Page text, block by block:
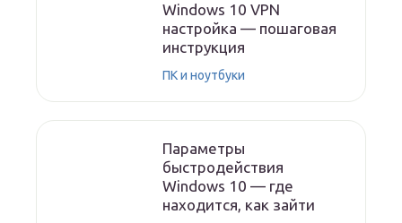
Windows 10 VPN
настройка — пошаговая
инструкция
ПК и ноутбуки
Параметры
быстродействия
Windows 10 — где
находится, как зайти